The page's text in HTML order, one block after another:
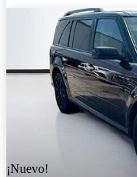
¡Nuevo!